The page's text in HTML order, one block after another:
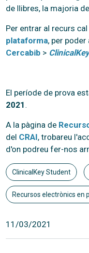
de llibres, la majoria
Per entrar al recurs
plataforma, per
Cercabib >
El període de prova
2021 .
A la pàgina de
del CRAI, trobareu
d'on podreu fer-nos
ClinicalKey Student
Recursos electrònics en
11/03/2021